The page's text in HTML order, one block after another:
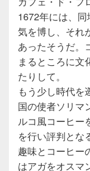
1672年には、
気を博し、それ
あったそうだ。
まるところに文
たりして。
もう少し時代を
国の使者ソリマ
ルコ風コーヒー
を行い評判とな
趣味とコーヒー
はアガをオスマ